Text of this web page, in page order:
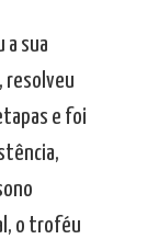
a sua
resolveu
e foi
o troféu